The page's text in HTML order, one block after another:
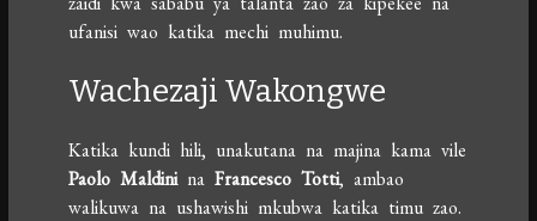
ufanisi wao katika mechi muhimu.
Wachezaji Wakongwe
Katika kundi hili, unakutana na majina kama vile
Paolo MaldininaFrancesco Totti, ambao
walikuwa na ushawishi mkubwa katika timu zao.